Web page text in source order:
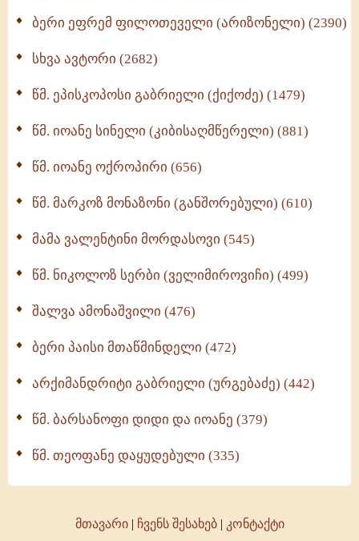
სულიერი ცხოვრების სახელმძღვანელო -
ნაწილი II (369)
ბერი ეფრემ ფილოთეველი (არიზონელი) (2390)
სხვა ავტორი (2682)
წმ. ეპისკოპოსი გაბრიელი (ქიქოძე) (1479)
წმ. იოანე სინელი (კიბისაღმწერელი) (881)
წმ. იოანე ოქროპირი (656)
წმ. მარკოზ მონაზონი (განშორებული) (610)
მამა ვალენტინი მორდასოვი (545)
წმ. ნიკოლოზ სერბი (ველიმიროვიჩი) (499)
შალვა ამონაშვილი (476)
ბერი პაისი მთაწმინდელი (472)
არქიმანდრიტი გაბრიელი (ურგებაძე) (442)
წმ. ბარსანოფი დიდი და იოანე (379)
წმ. თეოფანე დაყუდებული (335)
მთავარი| ჩვენს შესახებ| კონტაქტი